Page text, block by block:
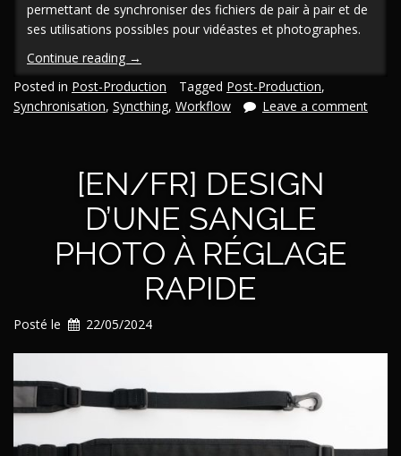
permettant de synchroniser des fichiers de pair à pair et de
ses utilisations possibles pour vidéastes et photographes.
Continue reading « [En/Fr]
Tutoriel
Syncthing :
synchroniser
partout,
gratuitement,
sans
limites
données »
→
Posted in Post-Production Tagged Post-Production,
Synchronisation, Syncthing, Workflow Leave a comment
[EN/FR] DESIGN
D’UNE SANGLE
PHOTO À RÉGLAGE
RAPIDE
Posté le 22/05/2024